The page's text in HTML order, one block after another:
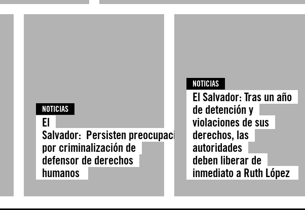
NOTICIAS
El
Salvador: Persisten preocupaciones
por criminalización de
defensor de derechos
humanos
NOTICIAS
El Salvador: Tras un año
de detención y
violaciones de sus
derechos, las
autoridades
deben liberar de
inmediato a Ruth López